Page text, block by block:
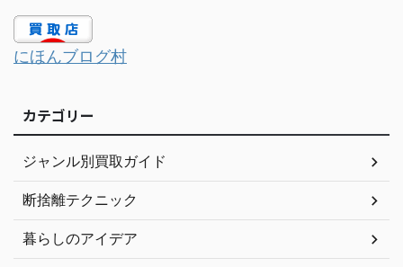
にほんブログ村
カテゴリー
ジャンル別買取ガイド
断捨離テクニック
暮らしのアイデア